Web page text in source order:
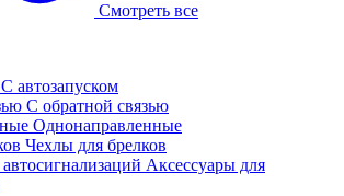
Смотреть все
С автозапуском
С обратной связью
Однонаправленные
Чехлы для брелков
Аксессуары для